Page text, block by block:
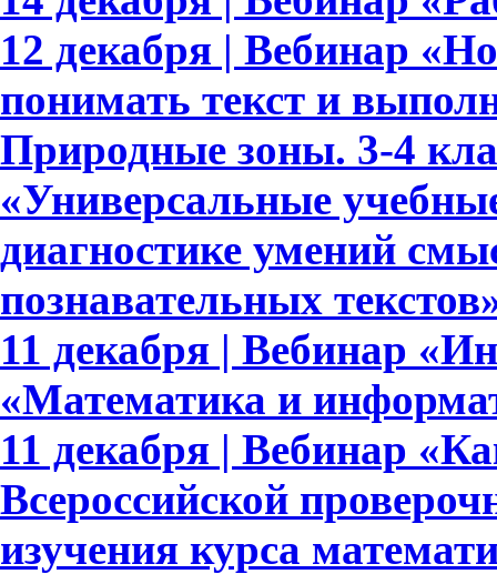
12 декабря | Вебинар
понимать текст и
Природные зоны. 3-4
«Универсальные
диагностике умений
познавательных
11 декабря | Вебинар
«Математика и
11 декабря | Вебинар
Всероссийской
изучения курса